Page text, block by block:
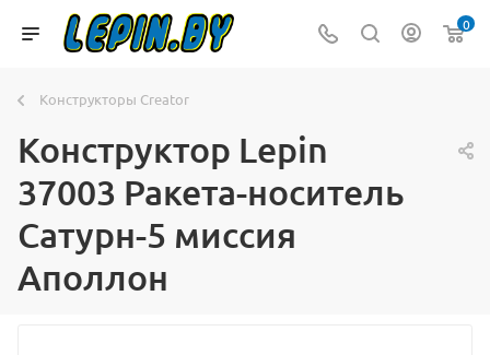
0
Конструкторы Creator
Конструктор Lepin
37003 Ракета-носитель
Сатурн-5 миссия
Аполлон